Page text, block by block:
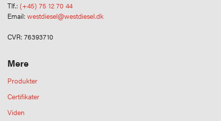
Tlf.: (+45) 75 12 70 44
Email: westdiesel@westdiesel.dk
CVR: 76393710
Mere
Produkter
Certifikater
Viden